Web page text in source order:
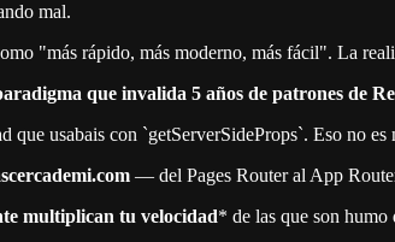
mal.
"más rápido, más moderno, más fácil". La
que invalida 5 años de patrones de
usabais con `getServerSideProps`. Eso no
— del Pages Router al App
multiplican tu velocidad* de las que son humo